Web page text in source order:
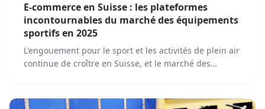
E-commerce en Suisse : les plateformes
incontournables du marché des équipements
sportifs en 2025
L'engouement pour le sport et les activités de plein air
continue de croître en Suisse, et le marché des
pratique courante, offrant un choix immense et une